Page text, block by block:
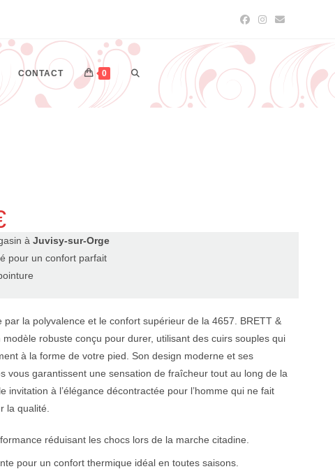
CONTACT 0
àJuvisy-sur-Orge
pour un confort parfait
par la polyvalence et le confort supérieur de la 4657. BRETT &
modèle robuste conçu pour durer, utilisant des cuirs souples qui
à la forme de votre pied. Son design moderne et ses
vous garantissent une sensation de fraîcheur tout au long de la
invitation à l’élégance décontractée pour l’homme qui ne fait
la qualité.
réduisant les chocs lors de la marche citadine.
pour un confort thermique idéal en toutes saisons.